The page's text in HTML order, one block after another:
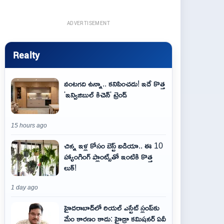
ADVERTISEMENT
Realty
వంటగది ఉన్నా.. కనిపించదు! ఇదే కొత్త
'ఇన్విజిబుల్ కిచెన్' ట్రెండ్
15 hours ago
చిన్న ఇళ్ల కోసం బెస్ట్ ఐడియా.. ఈ 10
హ్యాంగింగ్ ప్లాంట్స్‌తో ఇంటికి కొత్త
లుక్!
1 day ago
హైదరాబాద్‌లో రియల్ ఎస్టేట్ స్లంప్‌కు
మేం కారణం కాదు: హైడ్రా కమిషనర్ ఏవీ